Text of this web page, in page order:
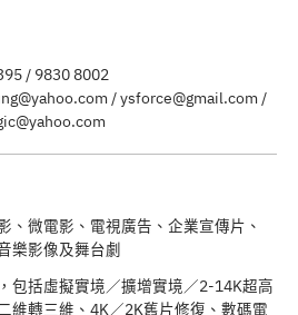
/ 9830 8002
/ysforce@gmail.com/
、微電影、電視廣告、企業宣傳片、
樂影像及舞台劇
包括虛擬實境／擴增實境／2-14K超高
維轉三維、4K／2K舊片修復、數碼電